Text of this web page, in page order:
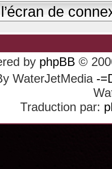
de
by phpBB ©
WaterJetMedia -
Traduction par: